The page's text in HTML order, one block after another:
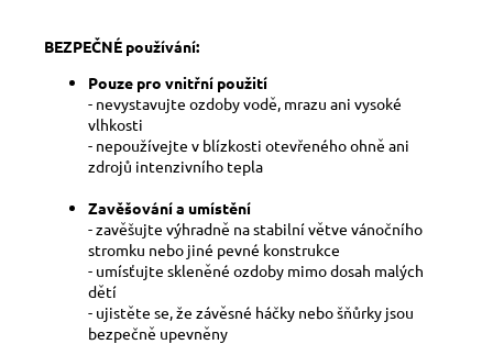
BEZPEČNÉ používání:
Pouze pro vnitřní použití
- nevystavujte ozdoby vodě, mrazu ani vysoké
vlhkosti
- nepoužívejte v blízkosti otevřeného ohně ani
zdrojů intenzivního tepla
Zavěšování a umístění
- zavěšujte výhradně na stabilní větve vánočního
stromku nebo jiné pevné konstrukce
- umísťujte skleněné ozdoby mimo dosah malých
dětí
- ujistěte se, že závěsné háčky nebo šňůrky jsou
bezpečně upevněny